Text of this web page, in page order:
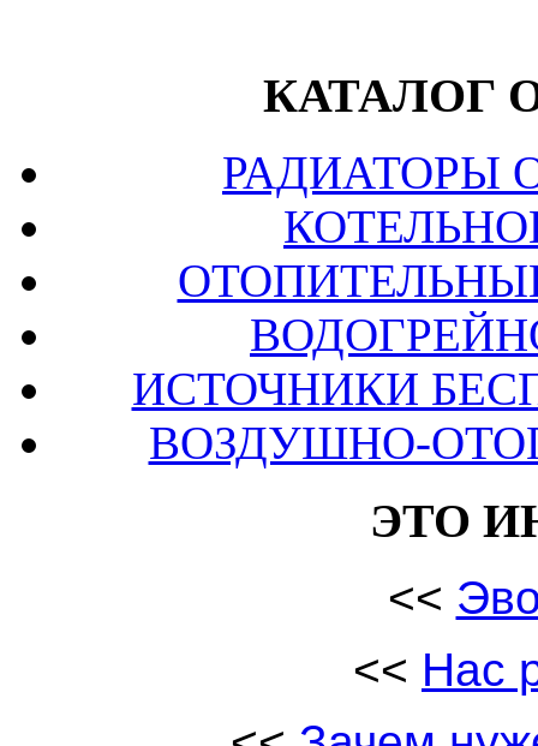
КАТАЛОГ
РАДИАТОРЫ
ИСТОЧНИКИ
ВОЗДУШНО-
ЭТО
<<
<< Нас